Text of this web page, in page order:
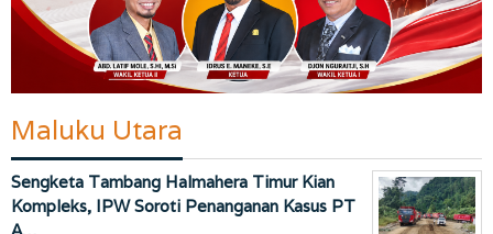
Maluku Utara
Sengketa Tambang Halmahera Timur Kian
Kompleks, IPW Soroti Penanganan Kasus PT